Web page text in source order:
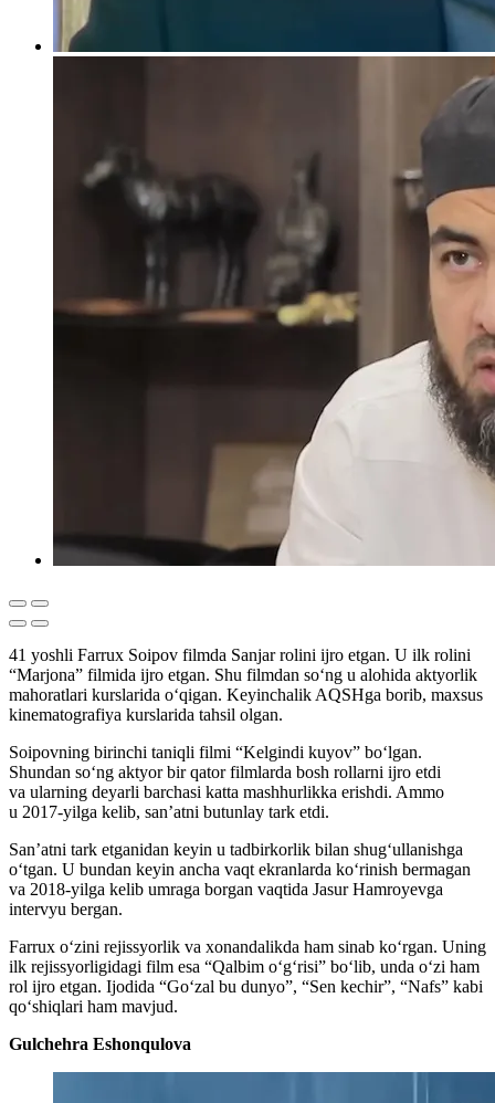
41 yoshli Farrux Soipov filmda Sanjar rolini ijro etgan. U ilk rolini
“Marjona” filmida ijro etgan. Shu filmdan so‘ng u alohida aktyorlik
mahoratlari kurslarida o‘qigan. Keyinchalik AQSHga borib, maxsus
kinematografiya kurslarida tahsil olgan.
Soipovning birinchi taniqli filmi “Kelgindi kuyov” bo‘lgan.
Shundan so‘ng aktyor bir qator filmlarda bosh rollarni ijro etdi
va ularning deyarli barchasi katta mashhurlikka erishdi. Ammo
u 2017-yilga kelib, san’atni butunlay tark etdi.
San’atni tark etganidan keyin u tadbirkorlik bilan shug‘ullanishga
o‘tgan. U bundan keyin ancha vaqt ekranlarda ko‘rinish bermagan
va 2018-yilga kelib umraga borgan vaqtida Jasur Hamroyevga
intervyu bergan.
Farrux o‘zini rejissyorlik va xonandalikda ham sinab ko‘rgan. Uning
ilk rejissyorligidagi film esa “Qalbim o‘g‘risi” bo‘lib, unda o‘zi ham
rol ijro etgan. Ijodida “Goʻzal bu dunyo”, “Sen kechir”, “Nafs” kabi
qo‘shiqlari ham mavjud.
Gulchehra Eshonqulova